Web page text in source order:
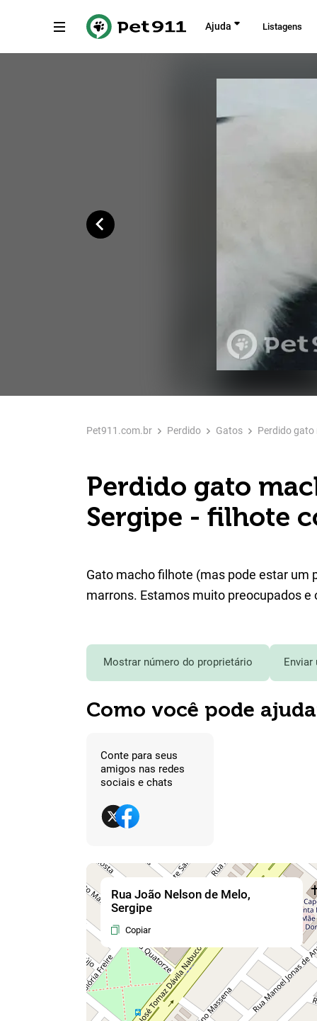
Ajuda Listagens
Pet911.com.br Perdido Gatos Perdido gato
Perdido gato
Sergipe - filhote
Gato macho filhote (mas pode estar um
marrons. Estamos muito preocupados
Mostrar número do proprietário Enviar
Como você pode
Conte para seus
amigos nas redes
sociais e chats
Rua João Nelson de Melo,
Sergipe
Copiar
Voltar